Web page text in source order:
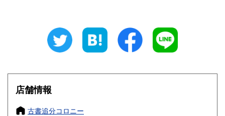
600円 三重県
大阪府
奈良県
店舗情報
古書追分コロニー